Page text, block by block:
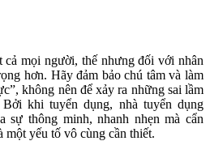
mọi người, thế nhưng đối với nhân
hơn. Hãy đảm bảo chú tâm và làm
không nên để xảy ra những sai lầm
khi tuyển dụng, nhà tuyển dụng
sự thông minh, nhanh nhẹn mà cẩn
yếu tố vô cùng cần thiết.